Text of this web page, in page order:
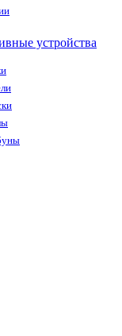
устройства